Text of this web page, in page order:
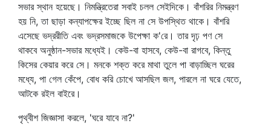
সভার স্থান হয়েছে। নিমন্ত্রিতেরা সবাই চলল সেইদিকে। বাঁশরির নিমন্ত্রণ
হয় নি, তা ছাড়া কন্যাপক্ষের ইচ্ছে ছিল না সে উপস্থিত থাকে। বাঁশরি
এসেছে ভদ্ররীতি এবং ভদ্রসমাজকে উপেক্ষা ক'রে। তার দৃঢ় পণ সে
থাকবে অনুষ্ঠান-সভার মধ্যেই। কেউ-বা হাসবে, কেউ-বা রাগবে, কিন্তু
কিসের কেয়ার করে সে। মনকে শক্ত করে মাথা তুলে পা বাড়াচ্ছিল ঘরের
মধ্যে, পা গেল কেঁপে, বোধ করি চোখে আসছিল জল, পারলে না ঘরে যেতে,
আটকে রইল বাইরে।
পৃথ্বীশ জিজ্ঞাসা করলে, 'ঘরে যাবে না?'